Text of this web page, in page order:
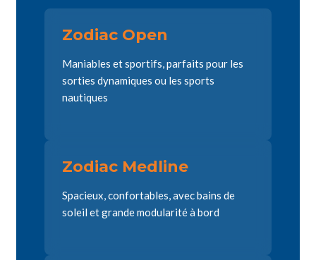
Zodiac Open
Maniables et sportifs, parfaits pour les
sorties dynamiques ou les sports
nautiques
Zodiac Medline
Spacieux, confortables, avec bains de
soleil et grande modularité à bord